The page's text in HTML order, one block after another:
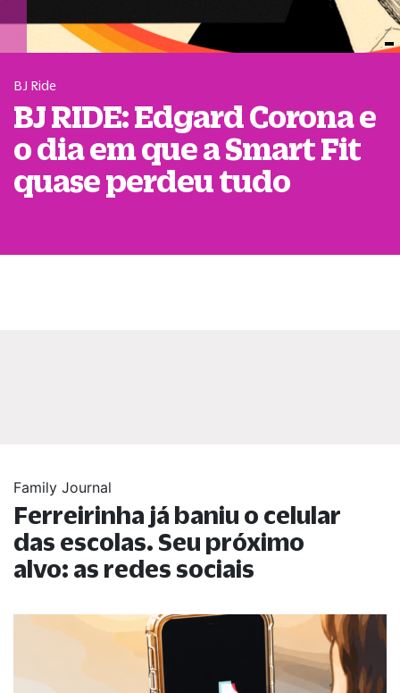
BJ Ride
BJ RIDE: Edgard Corona e
o dia em que a Smart Fit
quase perdeu tudo
Family Journal
Ferreirinha já baniu o celular
das escolas. Seu próximo
alvo: as redes sociais